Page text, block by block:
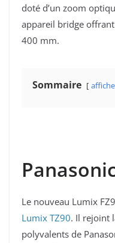
doté d’un zoom
appareil bridge
400 mm.
Sommaire
Le nouveau Lumix
Lumix TZ90. Il rejoint
polyvalents de